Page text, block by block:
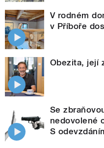
V rodném
v Příboře
Obezita, její
Se
nedovolené
S